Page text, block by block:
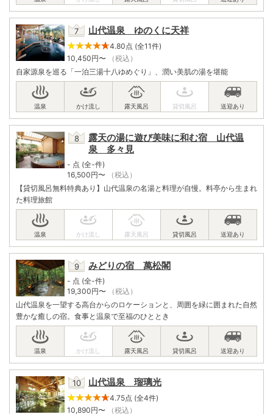
山代温泉 ゆのくに天祥
4.80点 (全11件)
10,450円〜
（税込）
自家源泉を巡る「一泊三湯十八ゆめぐり」、潤い美肌の湯を堪能
露天の湯に遊び美味に和む宿 山代温
泉 多々見
- 点 (全-件)
16,500円〜
（税込）
【貸切風呂無料特典あり】山代温泉の名湯と料理が自慢。料亭から生まれ
た料理旅館
みどりの宿 萬松閣
- 点 (全-件)
19,300円〜
（税込）
山代温泉を一望する高台からのロケーションと、周囲を緑に囲まれた自然
豊かな癒しの宿。食事と温泉で至福のひととき
山代温泉 瑠璃光
4.75点 (全4件)
10,890円〜
（税込）